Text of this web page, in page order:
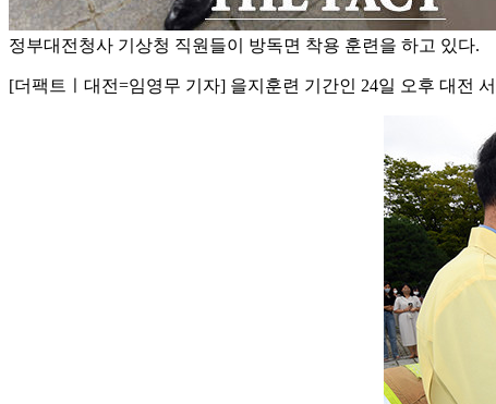
정부대전청사 기상청 직원들이 방독면 착용 훈련을 하고 있다.
[더팩트ㅣ대전=임영무 기자] 을지훈련 기간인 24일 오후 대전